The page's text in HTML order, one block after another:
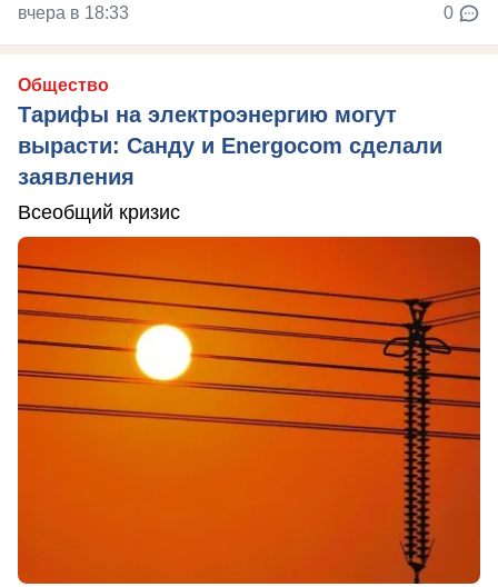
вчера в 18:33 0
Общество
Тарифы на электроэнергию могут
вырасти: Санду и Energocom сделали
заявления
Всеобщий кризис